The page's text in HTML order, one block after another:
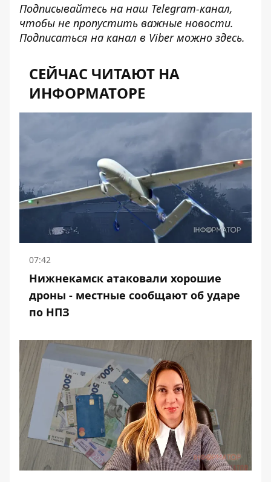
Подписывайтесь на наш Telegram-канал,
чтобы не пропустить важные новости.
Подписаться на канал в Viber можно здесь.
СЕЙЧАС ЧИТАЮТ НА
ИНФОРМАТОРЕ
07:42
Нижнекамск атаковали хорошие
дроны - местные сообщают об ударе
по НПЗ